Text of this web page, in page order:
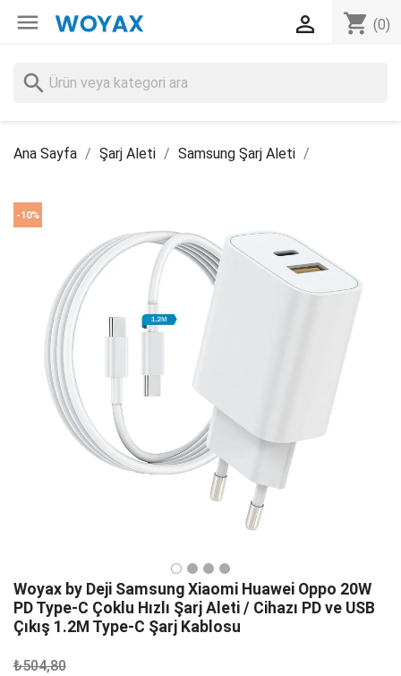
 shopping_cart (0)

search
Ana Sayfa Şarj Aleti Samsung Şarj Aleti
-10%
Woyax by Deji Samsung Xiaomi Huawei Oppo 20W
PD Type-C Çoklu Hızlı Şarj Aleti / Cihazı PD ve USB
Çıkış 1.2M Type-C Şarj Kablosu
₺504,80